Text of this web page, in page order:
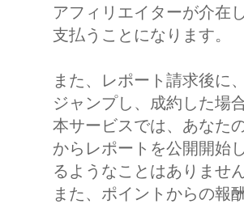
アフィリエイターが介在
支払うことになります。
また、レポート請求後に
ジャンプし、成約した場
本サービスでは、あなた
からレポートを公開開始
るようなことはありません
また、ポイントからの報